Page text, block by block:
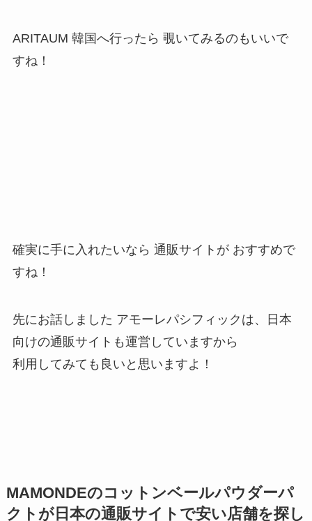
ARITAUM 韓国へ行ったら 覗いてみるのもいいで
すね！
確実に手に入れたいなら 通販サイトが おすすめで
すね！
先にお話しました アモーレパシフィックは、日本
向けの通販サイトも運営していますから
利用してみても良いと思いますよ！
MAMONDEのコットンベールパウダーパ
クトが日本の通販サイトで安い店舗を探し